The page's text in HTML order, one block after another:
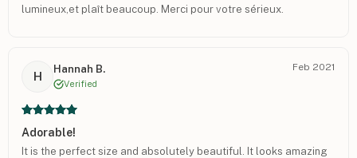
lumineux,et plaît beaucoup. Merci pour votre sérieux.
H
Hannah B.
Verified
Feb 2021
Adorable!
It is the perfect size and absolutely beautiful. It looks amazing